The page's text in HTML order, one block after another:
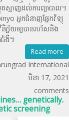
ស្មាញដល់ការព្យាបាល។
អ្នកជំនាញផ្នែកវិទ្យុ
វិនិច្ឆ័យឲ្យបានរហ័សនិង
ងឺ។
Read more
International
មិនា 17, 2021
comments
genetically.
screening